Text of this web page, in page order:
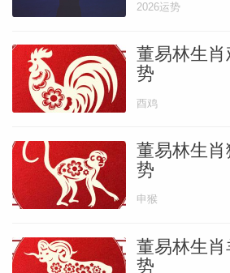
成狗逢午马流年，为运逢贵
之相。)所以说本年生肖狗
好，平时只要注意饮食规
无大碍。
桃花运:桃花运旺，已婚者
本年太岁马与生肖狗为“半
为社交圈广，人脉旺的好运
而言，本年较易得到异性的
2026运势
董易林生
势
酉鸡
董易林生
势
申猴
董易林生
势